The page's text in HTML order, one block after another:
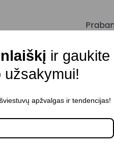
Ilgis:
ir gaukite
užsakymui!
apžvalgas ir tendencijas!